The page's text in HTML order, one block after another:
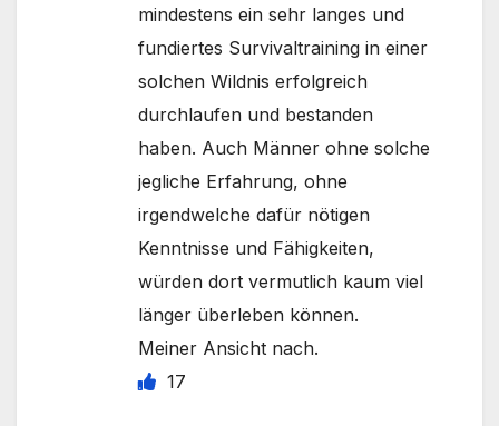
mindestens ein sehr langes und
fundiertes Survivaltraining in einer
solchen Wildnis erfolgreich
durchlaufen und bestanden
haben. Auch Männer ohne solche
jegliche Erfahrung, ohne
irgendwelche dafür nötigen
Kenntnisse und Fähigkeiten,
würden dort vermutlich kaum viel
länger überleben können.
Meiner Ansicht nach.
17